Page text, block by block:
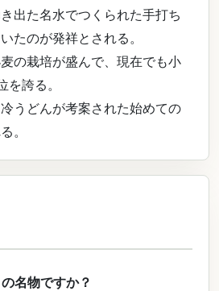
出た名水でつくられた手打ち
たのが発祥とされる。
の栽培が盛んで、現在でも小
誇る。
うどんが考案された始めての
。
名物ですか？